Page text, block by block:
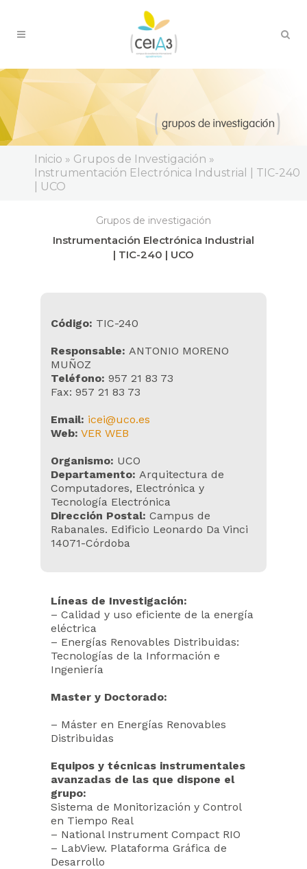
Inicio » Grupos de Investigación »
Instrumentación Electrónica Industrial | TIC-240
| UCO
Grupos de investigación
Instrumentación Electrónica Industrial
| TIC-240 | UCO
Código: TIC-240
Responsable: ANTONIO MORENO
MUÑOZ
Teléfono: 957 21 83 73
Fax: 957 21 83 73
Email: icei@uco.es
Web: VER WEB
Organismo: UCO
Departamento: Arquitectura de
Computadores, Electrónica y
Tecnología Electrónica
Dirección Postal: Campus de
Rabanales. Edificio Leonardo Da Vinci
14071-Córdoba
Líneas de Investigación:
– Calidad y uso eficiente de la energía
eléctrica
– Energías Renovables Distribuidas:
Tecnologías de la Información e
Ingeniería
Master y Doctorado:
– Máster en Energías Renovables
Distribuidas
Equipos y técnicas instrumentales
avanzadas de las que dispone el
grupo:
Sistema de Monitorización y Control
en Tiempo Real
– National Instrument Compact RIO
– LabView. Plataforma Gráfica de
Desarrollo